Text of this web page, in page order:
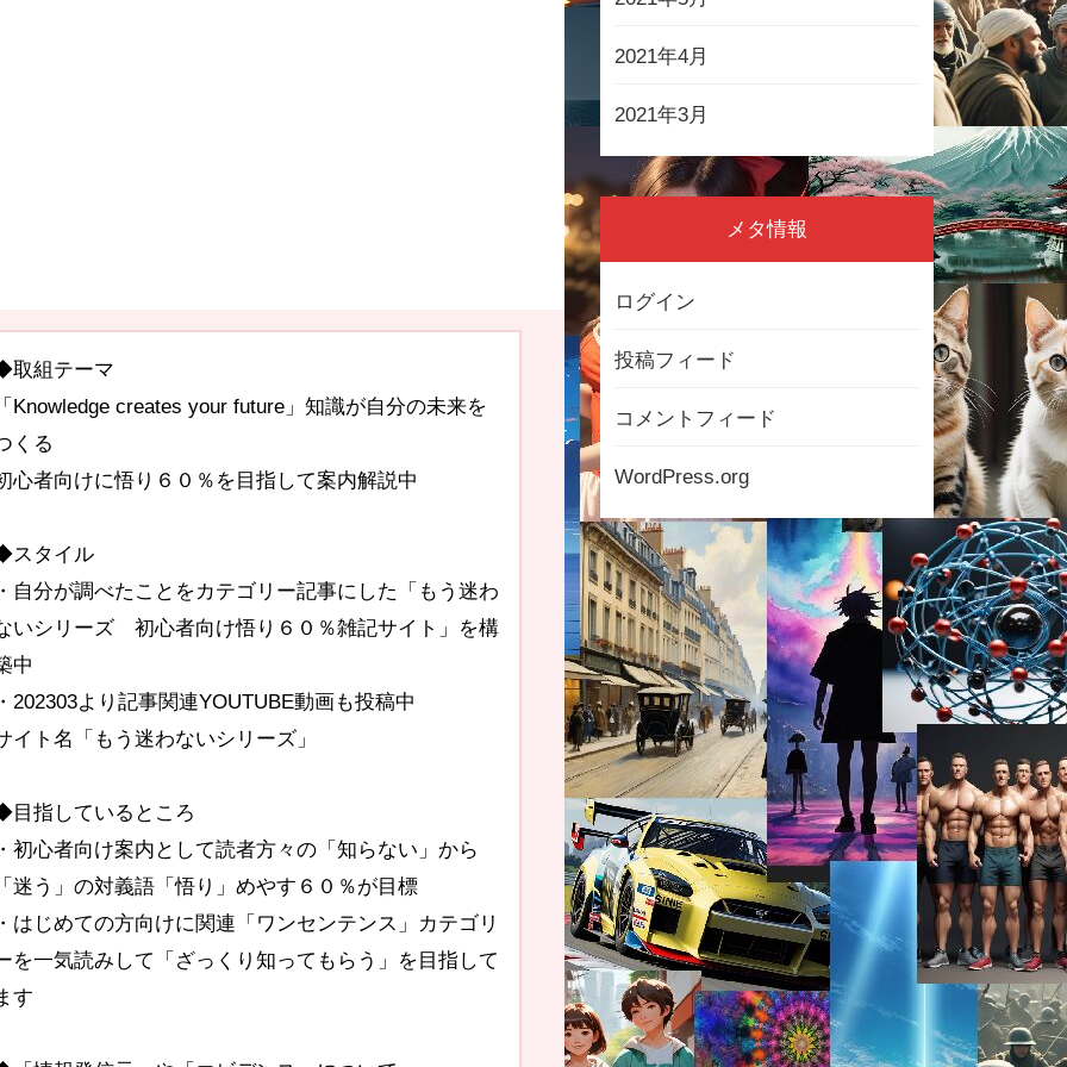
取組テーマ
Knowledge creates your future」知識が自分の未来を
くる
心者向けに悟り６０％を目指して案内解説中
スタイル
自分が調べたことをカテゴリー記事にした「もう迷わ
いシリーズ 初心者向け悟り６０％雑記サイト」を構
中
202303より記事関連YOUTUBE動画も投稿中
イト名「もう迷わないシリーズ」
目指しているところ
初心者向け案内として読者方々の「知らない」から
迷う」の対義語「悟り」めやす６０％が目標
はじめての方向けに関連「ワンセンテンス」カテゴリ
を一気読みして「ざっくり知ってもらう」を目指して
す
2021年4月
2021年3月
メタ情報
ログイン
投稿フィード
コメントフィード
WordPress.org